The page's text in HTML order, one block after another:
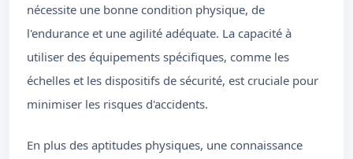
nécessite une bonne condition physique, de
l'endurance et une agilité adéquate. La capacité à
utiliser des équipements spécifiques, comme les
échelles et les dispositifs de sécurité, est cruciale pour
minimiser les risques d'accidents.
En plus des aptitudes physiques, une connaissance